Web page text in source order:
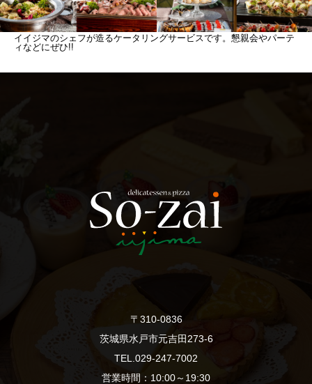
イイジマのシェフが造るケータリングサービスです。懇親会やパーテ
ィなどにぜひ!!
〒310-0836
茨城県水戸市元吉田273-6
TEL.029-247-7002
営業時間：10:00～19:30